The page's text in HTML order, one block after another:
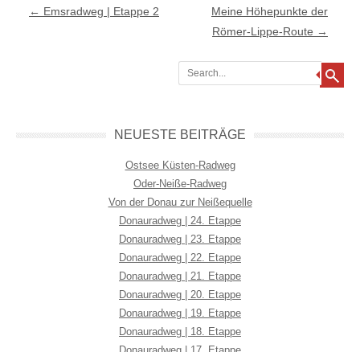
Post navigation
← Emsradweg | Etappe 2
Meine Höhepunkte der
Römer-Lippe-Route →
Search
NEUESTE BEITRÄGE
Ostsee Küsten-Radweg
Oder-Neiße-Radweg
Von der Donau zur Neißequelle
Donauradweg | 24. Etappe
Donauradweg | 23. Etappe
Donauradweg | 22. Etappe
Donauradweg | 21. Etappe
Donauradweg | 20. Etappe
Donauradweg | 19. Etappe
Donauradweg | 18. Etappe